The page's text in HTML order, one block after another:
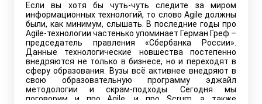
Если вы хотя бы чуть-чуть следите за миром
информационных технологий, то слово Agile должны
были, как минимум, слышать. В последние годы про
Agile-технологии частенько упоминает Герман Греф –
председатель правления «Сбербанка России».
Данные технологические новшества постепенно
внедряются не только в бизнесе, но и переходят в
сферу образования. Вузы всё активнее внедряют в
свою образовательную программу эджайл
методологии и скрам-подходы. Сегодня мы
поговорим и про Agile, и про Scrum, а также